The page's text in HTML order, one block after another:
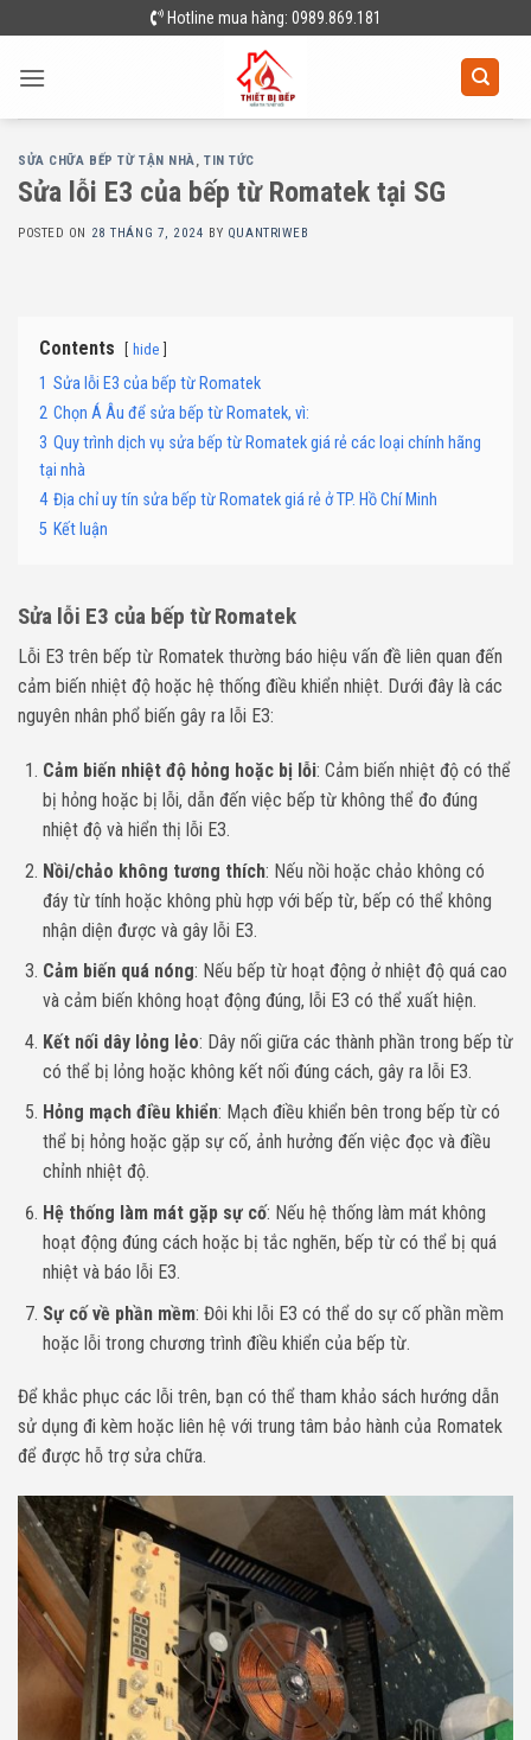
to
content
Hotline mua hàng: 0989.869.181
SỬA CHỮA BẾP TỪ TẬN NHÀ,TIN TỨC
Sửa lỗi E3 của bếp từ Romatek tại SG
POSTED ON 28 THÁNG 7, 2024 BY QUANTRIWEB
Contents hide
1 Sửa lỗi E3 của bếp từ Romatek
2 Chọn Á Âu để sửa bếp từ Romatek, vì:
3 Quy trình dịch vụ sửa bếp từ Romatek giá rẻ các loại chính hãng
tại nhà
4 Địa chỉ uy tín sửa bếp từ Romatek giá rẻ ở TP. Hồ Chí Minh
5 Kết luận
Sửa lỗi E3 của bếp từ Romatek
Lỗi E3 trên bếp từ Romatek thường báo hiệu vấn đề liên quan đến
cảm biến nhiệt độ hoặc hệ thống điều khiển nhiệt. Dưới đây là các
nguyên nhân phổ biến gây ra lỗi E3:
Cảm biến nhiệt độ hỏng hoặc bị lỗi: Cảm biến nhiệt độ có thể
bị hỏng hoặc bị lỗi, dẫn đến việc bếp từ không thể đo đúng
nhiệt độ và hiển thị lỗi E3.
Nồi/chảo không tương thích: Nếu nồi hoặc chảo không có
đáy từ tính hoặc không phù hợp với bếp từ, bếp có thể không
nhận diện được và gây lỗi E3.
Cảm biến quá nóng: Nếu bếp từ hoạt động ở nhiệt độ quá cao
và cảm biến không hoạt động đúng, lỗi E3 có thể xuất hiện.
Kết nối dây lỏng lẻo: Dây nối giữa các thành phần trong bếp từ
có thể bị lỏng hoặc không kết nối đúng cách, gây ra lỗi E3.
Hỏng mạch điều khiển: Mạch điều khiển bên trong bếp từ có
thể bị hỏng hoặc gặp sự cố, ảnh hưởng đến việc đọc và điều
chỉnh nhiệt độ.
Hệ thống làm mát gặp sự cố: Nếu hệ thống làm mát không
hoạt động đúng cách hoặc bị tắc nghẽn, bếp từ có thể bị quá
nhiệt và báo lỗi E3.
Sự cố về phần mềm: Đôi khi lỗi E3 có thể do sự cố phần mềm
hoặc lỗi trong chương trình điều khiển của bếp từ.
Để khắc phục các lỗi trên, bạn có thể tham khảo sách hướng dẫn
sử dụng đi kèm hoặc liên hệ với trung tâm bảo hành của Romatek
để được hỗ trợ sửa chữa.